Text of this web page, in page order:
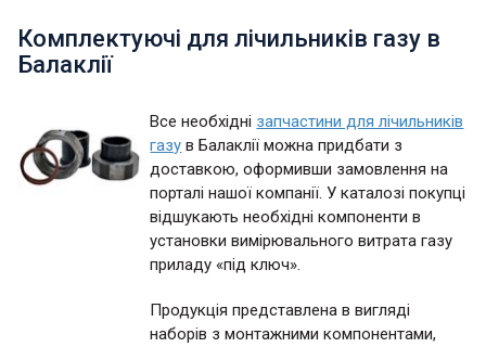
Комплектуючі для лічильників газу в
Балаклії
Все необхідні запчастини для лічильників
газу в Балаклії можна придбати з
доставкою, оформивши замовлення на
порталі нашої компанії. У каталозі покупці
відшукають необхідні компоненти в
установки вимірювального витрата газу
приладу «під ключ».
Продукція представлена в вигляді
наборів з монтажними компонентами,